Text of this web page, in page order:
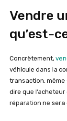
Vendre
qu’est-
Concrètement,
véhicule dans la
transaction,
dire que
réparation ne